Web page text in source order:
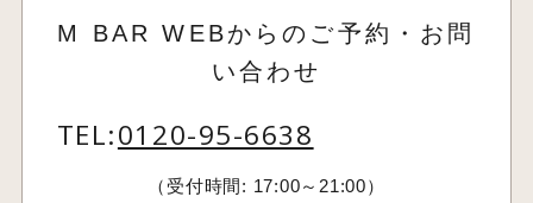
M BAR WEBからのご予約・お問
い合わせ
TEL:0120-95-6638
（受付時間: 17:00～21:00）